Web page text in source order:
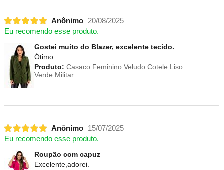
Anônimo
20/08/2025
Eu recomendo esse produto.
Gostei muito do Blazer, excelente tecido.
Ótimo
Produto: Casaco Feminino Veludo Cotele Liso
Verde Militar
Anônimo
15/07/2025
Eu recomendo esse produto.
Roupão com capuz
Excelente,adorei.